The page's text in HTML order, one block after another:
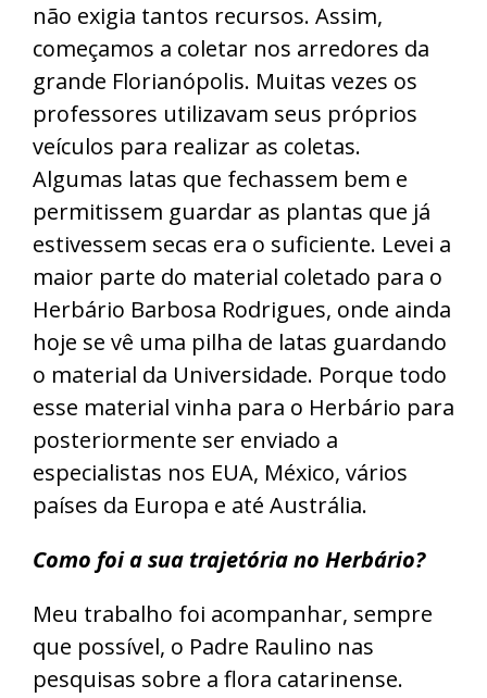
não exigia tantos recursos. Assim,
começamos a coletar nos arredores da
grande Florianópolis. Muitas vezes os
professores utilizavam seus próprios
veículos para realizar as coletas.
Algumas latas que fechassem bem e
permitissem guardar as plantas que já
estivessem secas era o suficiente. Levei a
maior parte do material coletado para o
Herbário Barbosa Rodrigues, onde ainda
hoje se vê uma pilha de latas guardando
o material da Universidade. Porque todo
esse material vinha para o Herbário para
posteriormente ser enviado a
especialistas nos EUA, México, vários
países da Europa e até Austrália.
Como foi a sua trajetória no Herbário?
Meu trabalho foi acompanhar, sempre
que possível, o Padre Raulino nas
pesquisas sobre a flora catarinense.